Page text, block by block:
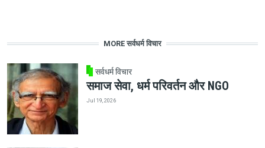
MORE सर्वधर्म विचार
सर्वधर्म विचार
समाज सेवा, धर्म परिवर्तन और NGO
Jul 19, 2026